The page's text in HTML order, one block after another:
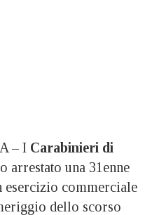
– I Carabinieri di
arrestato una 31enne
esercizio commerciale
dello scorso